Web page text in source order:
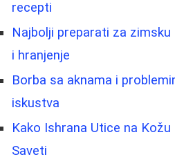
recepti
Najbolji preparati za
i hranjenje
Borbа sa aknama i
iskustva
Kako Ishrana Utice na
Saveti